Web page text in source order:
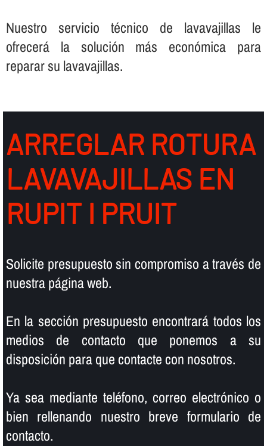
Nuestro servicio técnico de lavavajillas le
ofrecerá la solución más económica para
reparar su lavavajillas.
ARREGLAR ROTURA
LAVAVAJILLAS EN
RUPIT I PRUIT
Solicite presupuesto sin compromiso a través de
nuestra página web.
En la sección presupuesto encontrará todos los
medios de contacto que ponemos a su
disposición para que contacte con nosotros.
Ya sea mediante teléfono, correo electrónico o
bien rellenando nuestro breve formulario de
contacto.